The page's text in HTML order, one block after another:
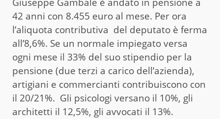
42 anni con 8.455 euro al mese. Per ora
l’aliquota contributiva del deputato è ferma
all’8,6%. Se un normale impiegato versa
ogni mese il 33% del suo stipendio per la
pensione (due terzi a carico dell’azienda),
artigiani e commercianti contribuiscono con
il 20/21%. Gli psicologi versano il 10%, gli
architetti il 12,5%, gli avvocati il 13%.